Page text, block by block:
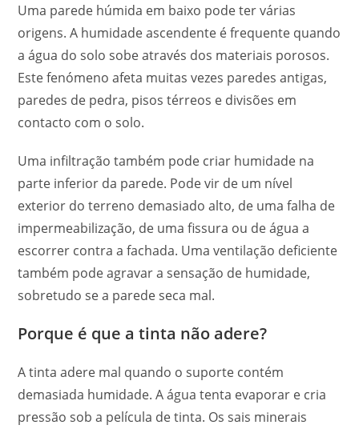
Uma parede húmida em baixo pode ter várias
origens. A humidade ascendente é frequente quando
a água do solo sobe através dos materiais porosos.
Este fenómeno afeta muitas vezes paredes antigas,
paredes de pedra, pisos térreos e divisões em
contacto com o solo.
Uma infiltração também pode criar humidade na
parte inferior da parede. Pode vir de um nível
exterior do terreno demasiado alto, de uma falha de
impermeabilização, de uma fissura ou de água a
escorrer contra a fachada. Uma ventilação deficiente
também pode agravar a sensação de humidade,
sobretudo se a parede seca mal.
Porque é que a tinta não adere?
A tinta adere mal quando o suporte contém
demasiada humidade. A água tenta evaporar e cria
pressão sob a película de tinta. Os sais minerais